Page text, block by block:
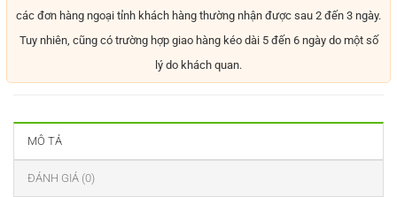
các đơn hàng ngoại tỉnh khách hàng thường nhận được sau 2 đến 3 ngày.
Tuy nhiên, cũng có trường hợp giao hàng kéo dài 5 đến 6 ngày do một số
lý do khách quan.
MÔ TẢ
ĐÁNH GIÁ (0)